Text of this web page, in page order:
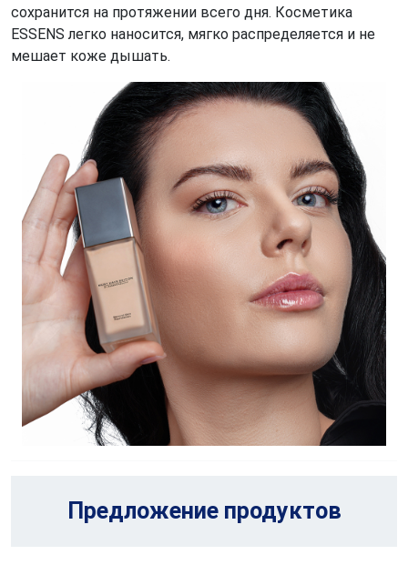
сохранится на протяжении всего дня. Косметика
ESSENS легко наносится, мягко распределяется и не
мешает коже дышать.
Предложение продуктов